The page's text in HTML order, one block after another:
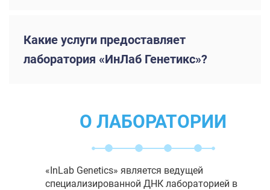
Какие услуги предоставляет
лаборатория «ИнЛаб Генетикс»?
О ЛАБОРАТОРИИ
«InLab Genetics» является ведущей
специализированной ДНК лабораторией в